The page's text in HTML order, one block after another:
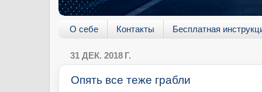
О себе Контакты Бесплатная
31 ДЕК. 2018 Г.
Опять все теже грабли